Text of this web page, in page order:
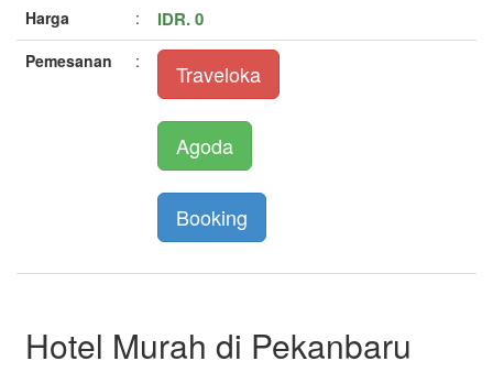
Harga
: IDR. 0
Pemesanan : Traveloka
Agoda
Booking
Hotel Murah di Pekanbaru